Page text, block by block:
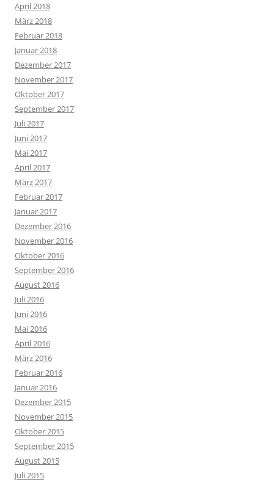
April 2018
März 2018
Februar 2018
Januar 2018
Dezember 2017
November 2017
Oktober 2017
September 2017
Juli 2017
Juni 2017
Mai 2017
April 2017
März 2017
Februar 2017
Januar 2017
Dezember 2016
November 2016
Oktober 2016
September 2016
August 2016
Juli 2016
Juni 2016
Mai 2016
April 2016
März 2016
Februar 2016
Januar 2016
Dezember 2015
November 2015
Oktober 2015
September 2015
August 2015
Juli 2015